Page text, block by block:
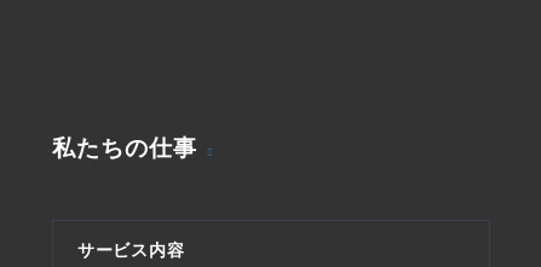
私たちの仕事
サービス内容